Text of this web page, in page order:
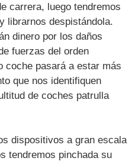
carrera, luego tendremos
librarnos despistándola.
dinero por los daños
fuerzas del orden
coche pasará a estar más
que nos identifiquen
de coches patrulla
dispositivos a gran escala
tendremos pinchada su